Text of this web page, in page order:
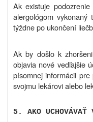
Ak existuje
alergológom
týždne po ukončení
Ak by došlo k
objavia nové vedľajšie
písomnej informácii
svojmu lekárovi alebo
5. AKO UCHOVÁVAŤ